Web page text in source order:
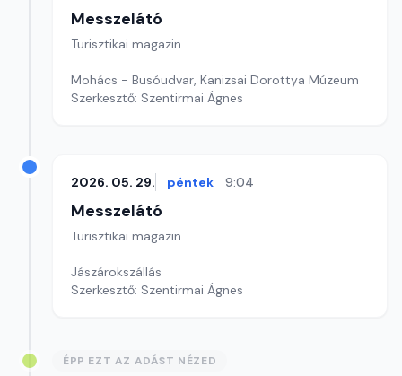
Messzelátó
Turisztikai magazin
Mohács - Busóudvar, Kanizsai Dorottya Múzeum
Szerkesztő: Szentirmai Ágnes
2026. 05. 29. péntek 9:04
Messzelátó
Turisztikai magazin
Jászárokszállás
Szerkesztő: Szentirmai Ágnes
ÉPP EZT AZ ADÁST NÉZED